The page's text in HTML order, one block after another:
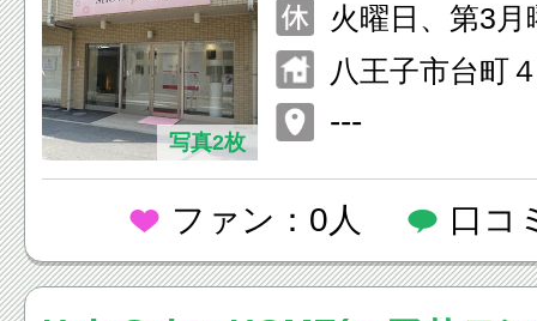
写真2枚
火曜日、第3月
八王子市台町
---
ファン：0人 口コ